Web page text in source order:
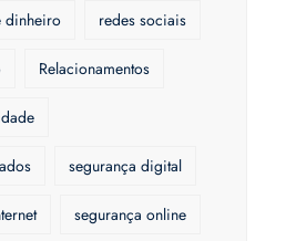
dinheiro redes sociais
Relacionamentos
segurança digital
segurança online